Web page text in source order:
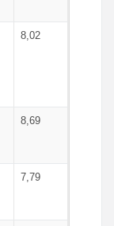
8,02
8,69
7,79